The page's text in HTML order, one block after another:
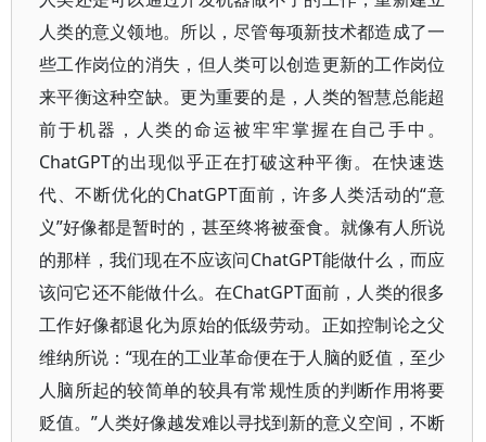
人类的意义领地。所以，尽管每项新技术都造成了一
些工作岗位的消失，但人类可以创造更新的工作岗位
来平衡这种空缺。更为重要的是，人类的智慧总能超
前于机器，人类的命运被牢牢掌握在自己手中。
ChatGPT的出现似乎正在打破这种平衡。在快速迭
代、不断优化的ChatGPT面前，许多人类活动的“意
义”好像都是暂时的，甚至终将被蚕食。就像有人所说
的那样，我们现在不应该问ChatGPT能做什么，而应
该问它还不能做什么。在ChatGPT面前，人类的很多
工作好像都退化为原始的低级劳动。正如控制论之父
维纳所说：“现在的工业革命便在于人脑的贬值，至少
人脑所起的较简单的较具有常规性质的判断作用将要
贬值。”人类好像越发难以寻找到新的意义空间，不断